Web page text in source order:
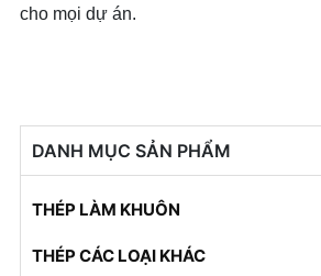
cho mọi dự án.
DANH MỤC SẢN PHẨM
THÉP LÀM KHUÔN
Thép SKD61
THÉP CÁC LOẠI KHÁC